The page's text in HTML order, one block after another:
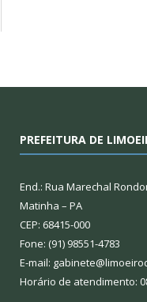
PREFEITURA DE
End.: Rua Marechal
Matinha – PA
CEP: 68415-000
Fone: (91) 98551-4783
E-mail:
Horário de atendimento: